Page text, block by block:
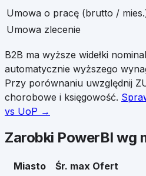
Umowa o pracę (brutto /
Umowa zlecenie
B2B ma wyższe widełki
automatycznie wyższego
Przy porównaniu uwzględnij
chorobowe i księgowość.
vs UoP →
Zarobki PowerBI wg
Miasto Śr. max Ofert